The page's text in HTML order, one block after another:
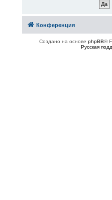
Конференция
Создано на основе phpBB®
Русская